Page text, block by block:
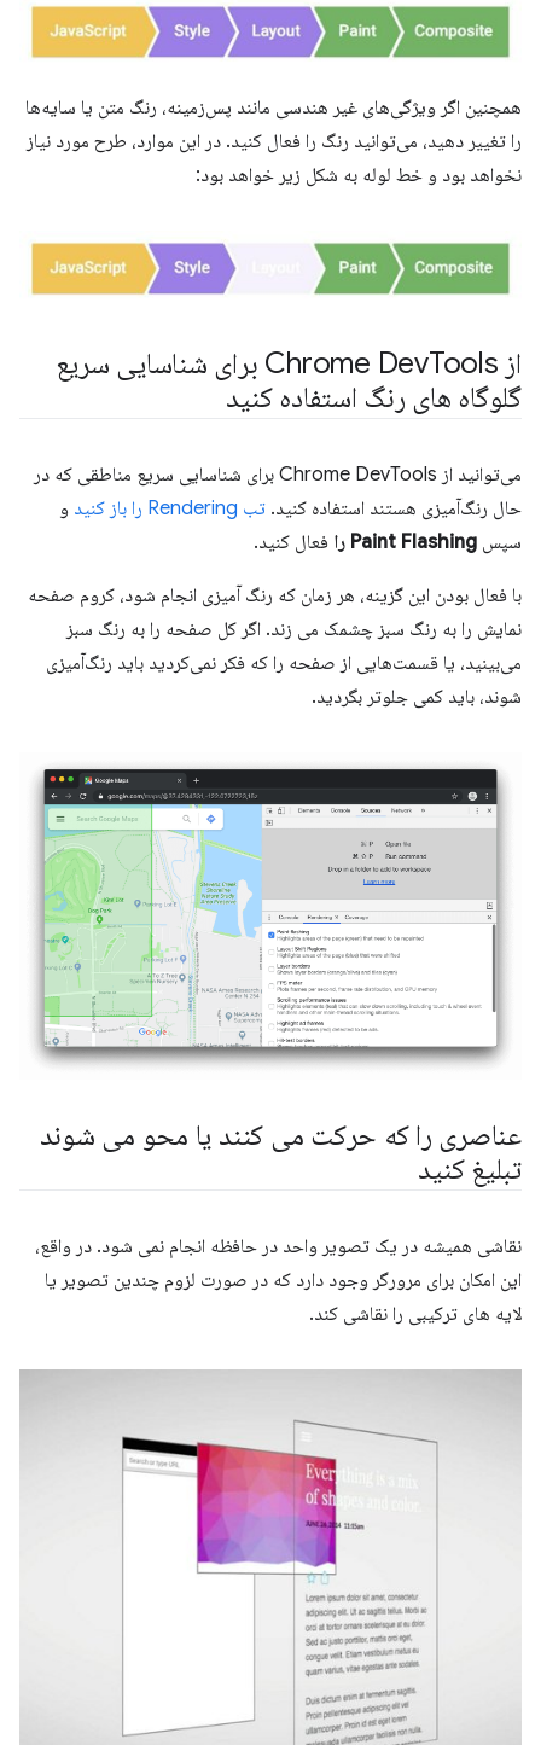
همچنین اگر ویژگی‌های غیر هندسی مانند پس‌زمینه، رنگ متن یا سایه‌ها
را تغییر دهید، می‌توانید رنگ را فعال کنید. در این موارد، طرح مورد نیاز
نخواهد بود و خط لوله به شکل زیر خواهد بود:
از Chrome Dev
Tools برای شناسایی سریع
گلوگاه های رنگ استفاده کنید
می‌توانید از Chrome DevTools برای شناسایی سریع مناطقی که در
حال رنگ‌آمیزی هستند استفاده کنید. تب Rendering را باز کنید
و
سپس Paint Flashing را فعال کنید.
با فعال بودن این گزینه، هر زمان که رنگ آمیزی انجام شود، کروم صفحه
نمایش را به رنگ سبز چشمک می زند. اگر کل صفحه را به رنگ سبز
می‌بینید، یا قسمت‌هایی از صفحه را که فکر نمی‌کردید باید رنگ‌آمیزی
شوند، باید کمی جلوتر بگردید.
عناصری را که حرکت می کنند یا محو می شوند
تبلیغ کنید
نقاشی همیشه در یک تصویر واحد در حافظه انجام نمی شود. در واقع،
این امکان برای مرورگر وجود دارد که در صورت لزوم چندین تصویر یا
لایه های ترکیبی را نقاشی کند.